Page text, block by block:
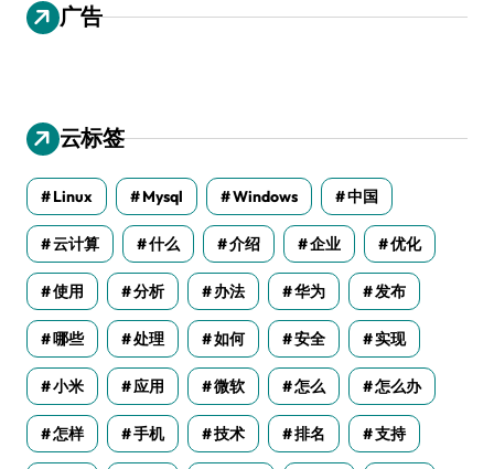
广告
云标签
Linux Mysql Windows 中国
云计算 什么 介绍 企业 优化
使用 分析 办法 华为 发布
哪些 处理 如何 安全 实现
小米 应用 微软 怎么 怎么办
怎样 手机 技术 排名 支持